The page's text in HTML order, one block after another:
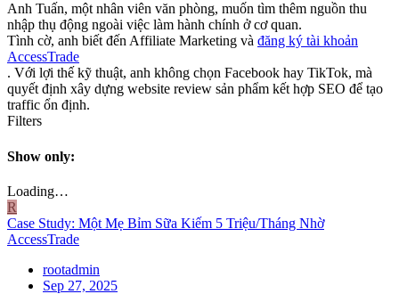
Anh Tuấn, một nhân viên văn phòng, muốn tìm thêm nguồn thu
nhập thụ động ngoài việc làm hành chính ở cơ quan.
Tình cờ, anh biết đến Affiliate Marketing và đăng ký tài khoản
AccessTrade
. Với lợi thế kỹ thuật, anh không chọn Facebook hay TikTok, mà
quyết định xây dựng website review sản phẩm kết hợp SEO để tạo
traffic ổn định.
Filters
Show only:
Loading…
R
Case Study: Một Mẹ Bỉm Sữa Kiếm 5 Triệu/Tháng Nhờ
AccessTrade
rootadmin
Sep 27, 2025